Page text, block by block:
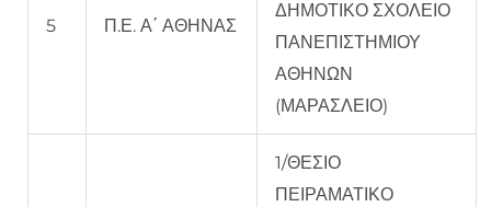
5 Π.Ε. Α΄ ΑΘΗΝΑΣ
ΔΗΜΟΤΙΚΟ ΣΧΟΛΕΙΟ
ΠΑΝΕΠΙΣΤΗΜΙΟΥ
ΑΘΗΝΩΝ
(ΜΑΡΑΣΛΕΙΟ)
1/ΘΕΣΙΟ
ΠΕΙΡΑΜΑΤΙΚΟ